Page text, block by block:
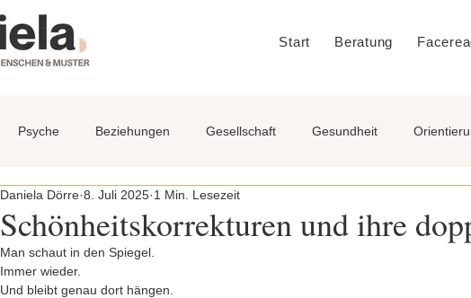
Start Beratung
Psyche Beziehungen Gesellschaft Gesundheit
Schönheitskorrekturen und ihre
Daniela Dörre 8. Juli 2025 1 Min. Lesezeit
Man schaut in den Spiegel.
Immer wieder.
Und bleibt genau dort hängen.